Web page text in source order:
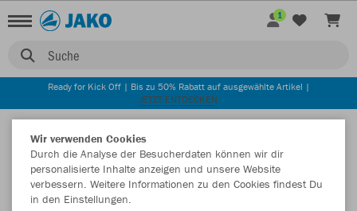
Suche
1
Ready for Kick Off | Bis zu 50% Rabatt auf ausgewählte Artikel |
JETZT ENTDECKEN
Wir verwenden Cookies
Durch die Analyse der Besucherdaten können wir dir
personalisierte Inhalte anzeigen und unsere Website
verbessern. Weitere Informationen zu den Cookies findest Du
in den Einstellungen.